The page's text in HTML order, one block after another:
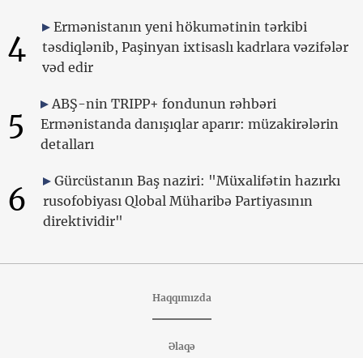
4
Ermənistanın yeni hökumətinin tərkibi
təsdiqlənib, Paşinyan ixtisaslı kadrlara vəzifələr
vəd edir
5
ABŞ-nin TRIPP+ fondunun rəhbəri
Ermənistanda danışıqlar aparır: müzakirələrin
detalları
6
Gürcüstanın Baş naziri: "Müxalifətin hazırkı
rusofobiyası Qlobal Müharibə Partiyasının
direktividir"
Haqqımızda
Əlaqə